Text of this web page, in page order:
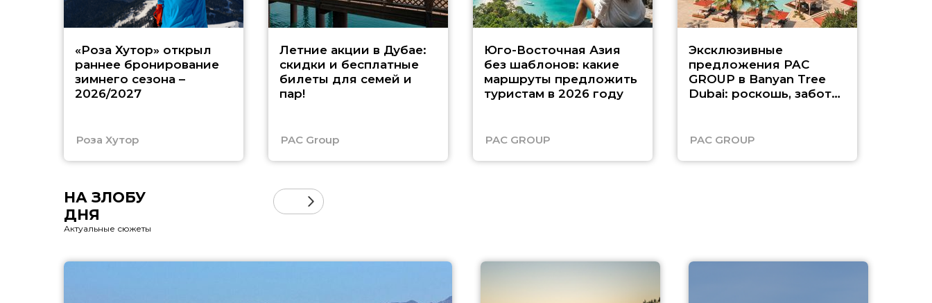
«Роза Хутор» открыл
раннее бронирование
зимнего сезона –
2026/2027
Роза Хутор
Летние акции в Дубае:
скидки и бесплатные
билеты для семей и
пар!
PAC Group
Юго-Восточная Азия
без шаблонов: какие
маршруты предложить
туристам в 2026 году
PAC GROUP
Эксклюзивные
предложения PAC
GROUP в Banyan Tree
Dubai: роскошь, забота
PAC GROUP
НА ЗЛОБУ
ДНЯ
Актуальные сюжеты